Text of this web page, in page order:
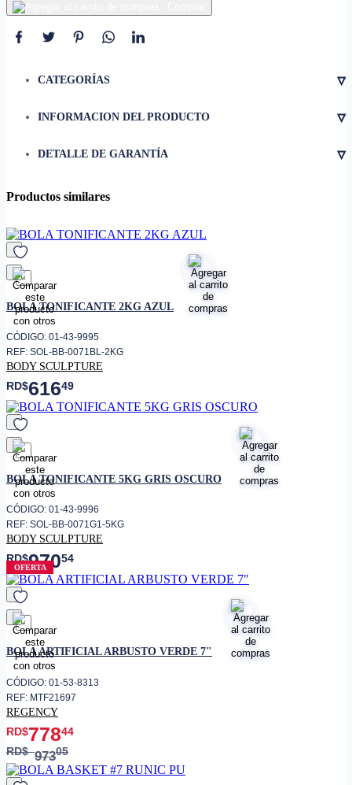
CATEGORÍAS ▿
INFORMACION DEL PRODUCTO ▿
• Diámetro
• Construcción
DETALLE DE GARANTÍA ▿
Productos similares
favorito
BOLA TONIFICANTE 2KG AZUL
CÓDIGO: 01-43-9995
REF: SOL-BB-0071BL-2KG
BODY SCULPTURE
RD$61649
favorito
BOLA TONIFICANTE 5KG GRIS OSCURO
CÓDIGO: 01-43-9996
REF: SOL-BB-0071G1-5KG
BODY SCULPTURE
RD$97054
OFERTA
favorito
BOLA ARTIFICIAL ARBUSTO VERDE 7"
CÓDIGO: 01-53-8313
REF: MTF21697
REGENCY
RD$77844
RD$97305